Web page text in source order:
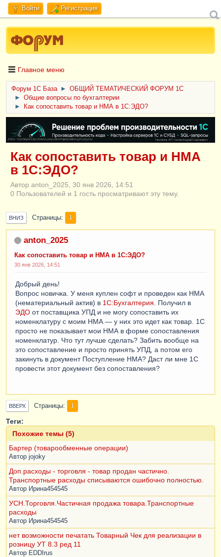
Войти Регистрация
Главное меню
Форум 1C База ►
ОБЩИЙ ТЕМАТИЧЕСКИЙ ФОРУМ 1С
►
Общие вопросы по бухгалтерии
►
Как сопоставить товар и НМА в 1С:ЭДО?
ERID: CQH36pWzJqVJD4xVLsnhcU4hVPNjkBZe8KKxjJiYySyZAz
Как сопоставить товар и НМА
в 1С:ЭДО?
Автор anton_2025, 30 янв 2026, 14:51
0 Пользователей и 1 гость просматривают эту тему.
ВНИЗ Страницы 1
anton_2025
Как сопоставить товар и НМА в 1С:ЭДО?
30 янв 2026, 14:51
Добрый день!
Вопрос новичка. У меня куплен софт и проведен как НМА
(нематериальный актив) в 1С:Бухгалтерия . Получил в
ЭДО от поставщика УПД и не могу сопоставить их
номенклатуру с моим НМА — у них это идет как товар. 1С
просто не показывает мои НМА в форме сопоставления
номенклатур. Что тут лучше сделать? Забить вообще на
это сопоставление и просто принять УПД, а потом его
закинуть в документ Поступление НМА? Даст ли мне 1С
провести этот документ без сопоставления?
ВВЕРХ Страницы 1
Теги:
Похожие темы (5)
Бартер (товарообменные операции)
Автор jojoky
Доп.расходы - торговля - товар продан частично.
Транспортные расходы списываются ошибочно полностью.
Автор Ирина454545
УСН.Торговля.Частичная продажа товара.Транспортные
расходы
Автор Ирина454545
нет возможности печатать Товарный Чек для реализации в
розницу УТ 8.3 ред 11
Автор EDDIrus